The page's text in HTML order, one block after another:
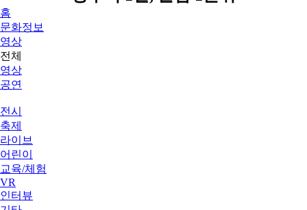
홈
문화정보
영상
전체
영상
공연
전시
축제
라이브
어린이
교육/체험
VR
인터뷰